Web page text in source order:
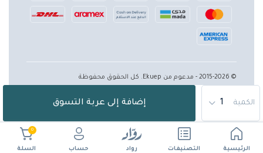
الرئيسية التصنيفات رواد حساب
0
السلة
الكمية إضافة إلى عربة التسوق
© 2015-2026 - مدعوم من Ekuep. كل الحقوق محفوظة